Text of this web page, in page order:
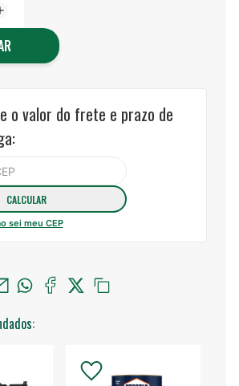
o valor do frete e prazo de
sei meu CEP